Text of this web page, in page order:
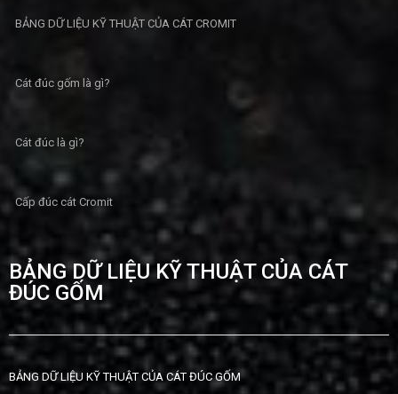
BẢNG DỮ LIỆU KỸ THUẬT CỦA CÁT CROMIT
Cát đúc gốm là gì?
Cát đúc là gì?
Cấp đúc cát Cromit
BẢNG DỮ LIỆU KỸ THUẬT CỦA CÁT
ĐÚC GỐM
BẢNG DỮ LIỆU KỸ THUẬT CỦA CÁT ĐÚC GỐM